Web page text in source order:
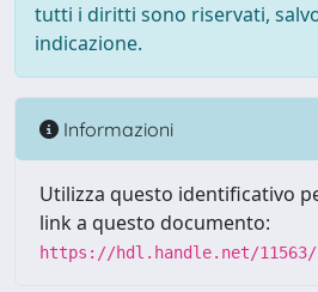
tutti i diritti sono riservati,
indicazione.
Informazioni
Utilizza questo identificativo
link a questo documento:
https://hdl.handle.net/11563/